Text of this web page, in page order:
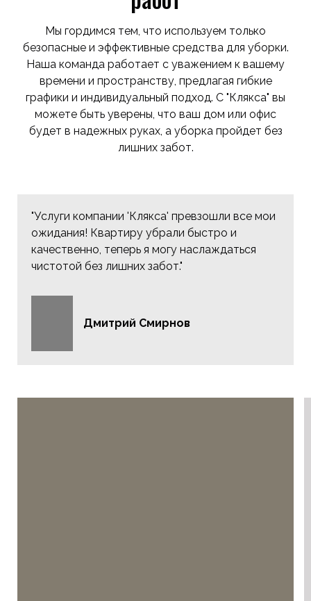
Мы гордимся тем, что используем только
безопасные и эффективные средства для уборки.
Наша команда работает с уважением к вашему
времени и пространству, предлагая гибкие
графики и индивидуальный подход. С "Клякса" вы
можете быть уверены, что ваш дом или офис
будет в надежных руках, а уборка пройдет без
лишних забот.
"Услуги компании 'Клякса' превзошли все мои
ожидания! Квартиру убрали быстро и
качественно, теперь я могу наслаждаться
чистотой без лишних забот."
Дмитрий Смирнов